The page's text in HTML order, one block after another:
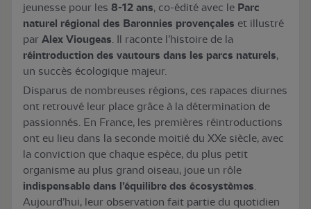
jeunesse pour les 8-12 ans, co-édité avec le Parc
naturel régional des Baronnies provençales et illustré
par Alex Viougeas. Il raconte l’histoire de la
réintroduction des vautours dans les parcs naturels,
un succès écologique majeur.
Disparus de nombreuses régions, ces rapaces diurnes
ont retrouvé leur place grâce à la détermination de
passionnés. En France, les premières réintroductions
ont eu lieu dans la seconde moitié du XXe siècle, avec
la conviction que chaque espèce, du plus petit
organisme au plus grand oiseau, joue un rôle
indispensable dans l’équilibre des écosystèmes.
Aujourd’hui, leur observation fait partie du quotidien